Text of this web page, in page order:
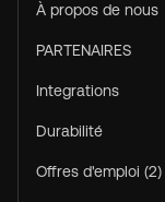
À propos de nous
PARTENAIRES
Integrations
Durabilité
Offres d'emploi (2)